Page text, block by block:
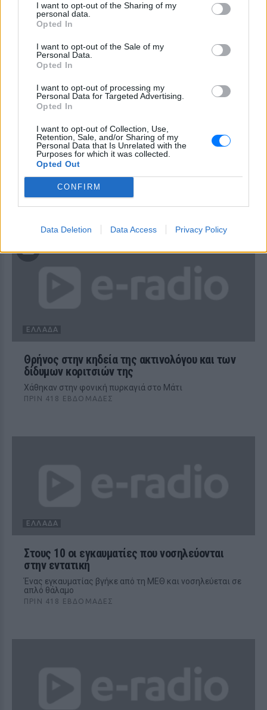
I want to opt-out of the Sharing of my
personal data.
Opted In
I want to opt-out of the Sale of my
Personal Data.
Opted In
I want to opt-out of processing my
Personal Data for Targeted Advertising.
Opted In
I want to opt-out of Collection, Use,
Retention, Sale, and/or Sharing of my
Personal Data that Is Unrelated with the
Purposes for which it was collected.
Opted Out
CONFIRM
Data Deletion Data Access Privacy Policy
ΕΛΛΆΔΑ
Πυροσβεστική: Στους 85 οι νεκροί που έχουν
ταυτοποιηθεί
Ένας αγνοούμενος
ΠΡΙΝ 418 ΕΒΔΟΜΆΔΕΣ
ΕΛΛΆΔΑ
Θρήνος στην κηδεία της ακτινολόγου και των
δίδυμων κοριτσιών της
Χάθηκαν στην φονική πυρκαγιά στο Μάτι
ΠΡΙΝ 418 ΕΒΔΟΜΆΔΕΣ
ΕΛΛΆΔΑ
Στους 10 οι εγκαυματίες που νοσηλεύονται
στην εντατική
Ένας εγκαυματίας βγήκε από τη ΜΕΘ και νοσηλεύεται σε
απλό θάλαμο
ΠΡΙΝ 418 ΕΒΔΟΜΆΔΕΣ